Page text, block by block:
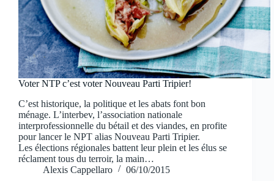
Voter NTP c’est voter Nouveau Parti Tripier!
C’est historique, la politique et les abats font bon
ménage. L’interbev, l’association nationale
interprofessionnelle du bétail et des viandes, en profite
pour lancer le NPT alias Nouveau Parti Tripier.
Les élections régionales battent leur plein et les élus se
réclament tous du terroir, la main…
Alexis Cappellaro
06/10/2015